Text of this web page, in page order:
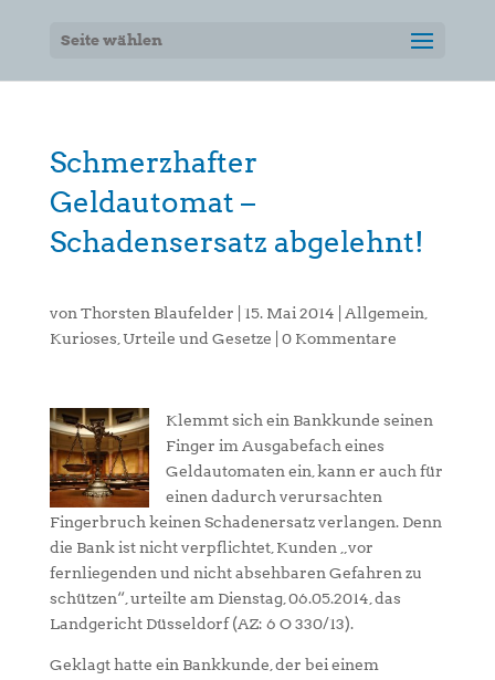
Seite wählen
Schmerzhafter
Geldautomat –
Schadensersatz abgelehnt!
von Thorsten Blaufelder 15. Mai 2014 Allgemein
Kurioses, Urteile und Gesetze 0 Kommentare
Klemmt sich ein Bankkunde seinen
Finger im Ausgabefach eines
Geldautomaten ein, kann er auch für
einen dadurch verursachten
Fingerbruch keinen Schadenersatz verlangen. Denn
die Bank ist nicht verpflichtet, Kunden „vor
fernliegenden und nicht absehbaren Gefahren zu
schützen“, urteilte am Dienstag, 06.05.2014, das
Landgericht Düsseldorf (AZ: 6 O 330/13).
Geklagt hatte ein Bankkunde, der bei einem